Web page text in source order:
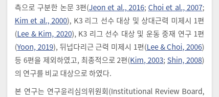
측으로 구분한 논문 3편(Jeon et al., 2016; Choi et al., 2007;
Kim et al., 2000), K3 리그 선수 대상 및 상대근력 미제시 1편
(Lee & Kim, 2020), K3 리그 선수 대상 및 운동 중재 연구 1편
(Yoon, 2019), 뒤넙다리근 근력 미제시 1편(Lee & Choi, 2006)
등 6편을 제외하였고, 최종적으로 2편(Kim, 2003; Shin, 2008)
의 연구를 비교 대상으로 하였다.
본 연구는 연구윤리심의위원회(Institutional Review Board,